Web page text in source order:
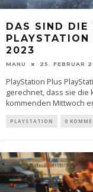
DAS SIND DIE
PLAYSTATION
2023
MANU 25. FEBRUAR
PlayStation Plus
gerechnet, dass sie die
kommenden Mittwoch
PLAYSTATION 0